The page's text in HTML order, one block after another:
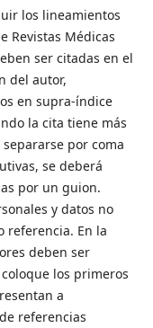
los lineamientos
Revistas Médicas
ser citadas en el
del autor,
en supra-índice
la cita tiene más
por coma
se deberá
por un guion.
y datos no
referencia. En la
deben ser
los primeros
a
referencias